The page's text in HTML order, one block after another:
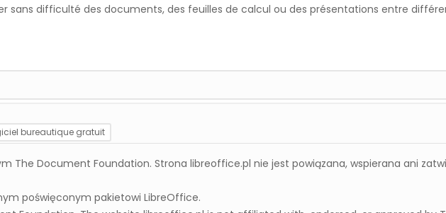
sans difficulté des documents, des feuilles de calcul ou des présentations entre
bureautique gratuit
Office ?
The Document Foundation. Strona libreoffice.pl nie jest powiązana, wspierana ani
poświęconym pakietowi LibreOffice.